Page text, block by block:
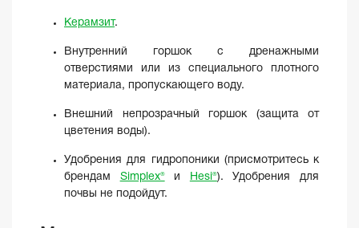
Керамзит.
Внутренний горшок с дренажными
отверстиями или из специального плотного
материала, пропускающего воду.
Внешний непрозрачный горшок (защита от
цветения воды).
Удобрения для гидропоники (присмотритесь к
брендам Simplex®и Hesi®). Удобрения для
почвы не подойдут.